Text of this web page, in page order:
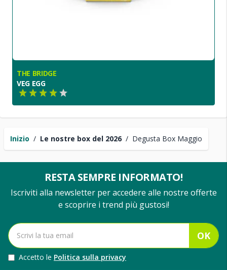
Inizio / Le nostre box del 2026 / Degusta Box Maggio
THE BRIDGE
VEG EGG
RESTA SEMPRE INFORMATO!
Iscriviti alla newsletter per accedere alle nostre offerte
e scoprire i trend più gustosi!
OK
Accetto le Politica sulla privacy